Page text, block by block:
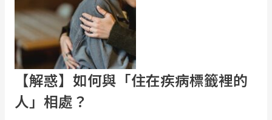
【解惑】如何與「住在疾病標籤裡的
人」相處？
如
何
與
「住
疾
病